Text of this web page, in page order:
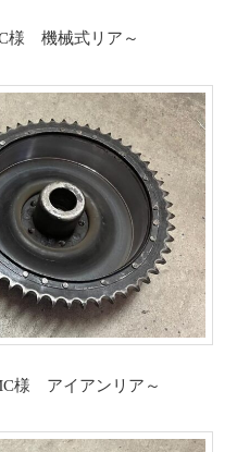
様 機械式リア～
様 アイアンリア～